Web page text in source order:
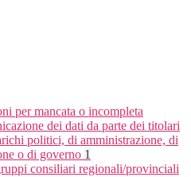
per mancata o incompleta
dei dati da parte dei titolari
politici, di amministrazione, di
o di governo 1
consiliari regionali/provinciali